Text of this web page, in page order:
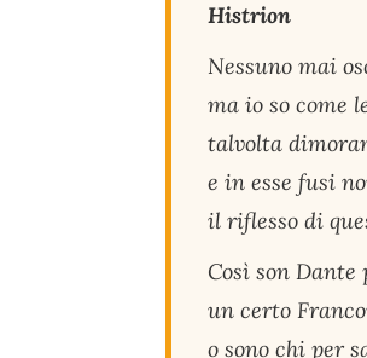
Histrion
Nessuno mai
ma io so come
talvolta
e in esse fusi
il riflesso di
Così son Dante
un certo
o sono chi per